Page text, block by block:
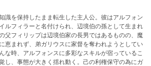
識を保持したまま転生した主人公。彼はアルフォン
ルフィラーと名付けられ、辺境伯の孫として生まれ
父フィリップは辺境伯家の長男ではあるものの、魔
恵まれず、弟ガリウスに家督を奪われようとしてい
な時、アルフォンスに多彩なスキルが宿っているこ
し、事態が大きく揺れ動く。己の利権保守の為にガ